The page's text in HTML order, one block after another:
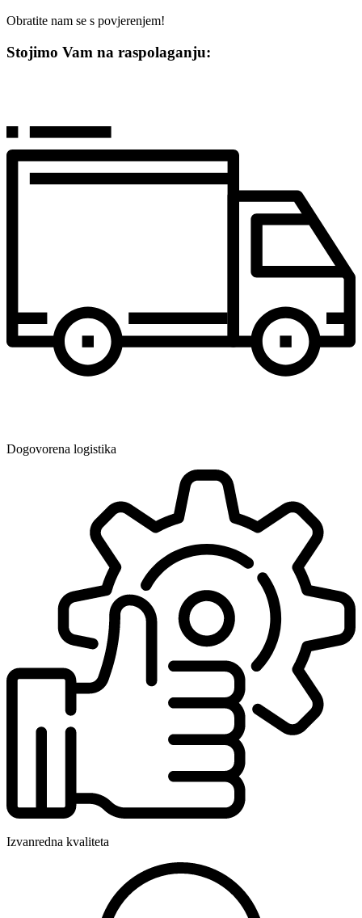
Obratite nam se s povjerenjem!
Stojimo Vam na raspolaganju:
Dogovorena logistika
Izvanredna kvaliteta